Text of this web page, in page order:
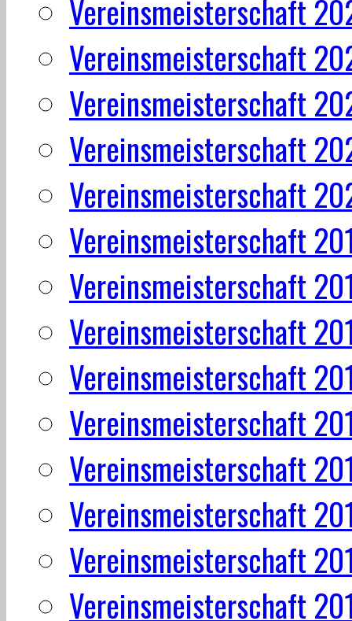
Vereinsmeisterschaft
Vereinsmeisterschaft
Vereinsmeisterschaft
Vereinsmeisterschaft
Vereinsmeisterschaft
Vereinsmeisterschaft
Vereinsmeisterschaft
Vereinsmeisterschaft
Vereinsmeisterschaft
Vereinsmeisterschaft
Vereinsmeisterschaft
Vereinsmeisterschaft
Vereinsmeisterschaft
Vereinsmeisterschaft